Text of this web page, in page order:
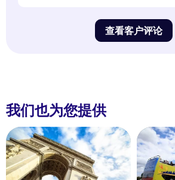
查看客户评论
我们也为您提供